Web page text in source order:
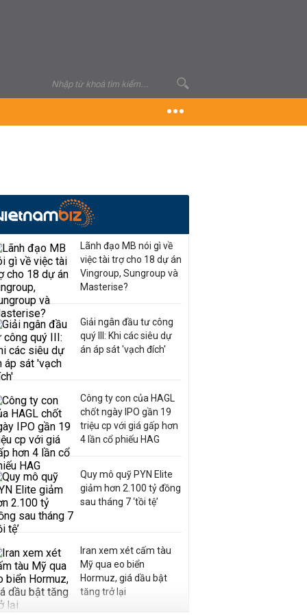
Lãnh đạo MB nói gì về
việc tài trợ cho 18 dự án
Vingroup, Sungroup và
Masterise?
Giải ngân đầu tư công
quý III: Khi các siêu dự
án áp sát 'vạch đích'
Công ty con của HAGL
chốt ngày IPO gần 19
triệu cp với giá gấp hơn
4 lần cổ phiếu HAG
Quy mô quỹ PYN Elite
giảm hơn 2.100 tỷ đồng
sau tháng 7 ‘tồi tệ’
Iran xem xét cấm tàu
Mỹ qua eo biển
Hormuz, giá dầu bật
tăng trở lại